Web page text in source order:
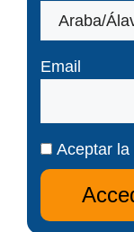
Email
Aceptar la